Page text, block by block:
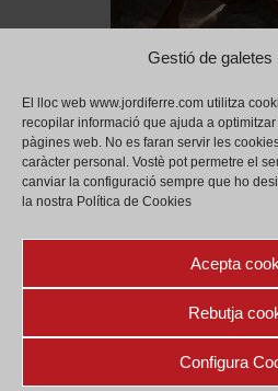
Gestió de galetes
El lloc web www.jordiferre.com utilitza
recopilar informació que ajuda a
pàgines web. No es faran servir les
caràcter personal. Vostè pot permetre el
canviar la configuració sempre que ho
la nostra Política de Cookies
Acepta
Rebutja
Configura
Legal